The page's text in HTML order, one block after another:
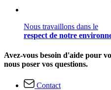
Nous travaillons dans le
respect de notre
Avez-vous besoin d'aide pour
nous poser vos questions.
Contact